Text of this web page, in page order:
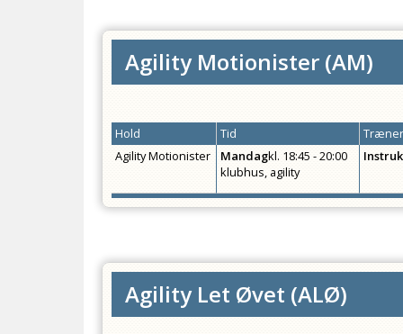
Agility Motionister (AM)
Hold Tid
Agility Motionister
Mandagkl. 18:45 - 20:00
klubhus, agility
Agility Let Øvet (ALØ)